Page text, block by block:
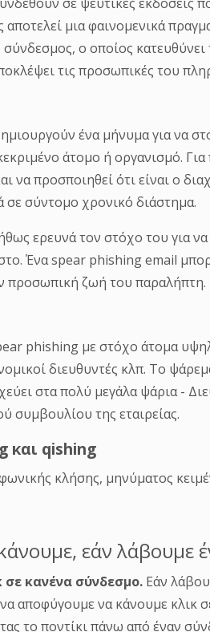
ο οποίος
τις προσωπικές του
ένα μήνυμα για να
να προσποιηθεί ότι είναι ο
σε σύντομο χρονικό διάστημα.
ερευνά τον στόχο του για να
προσωπική ζωή του παραλήπτη.
phishing με στόχο άτομα
στα πολύ μεγάλα ψάρια -
συμβουλίου της εταιρείας.
και qishing
κλήσης, μηνύματος
σε κανένα σύνδεσμο.Εάν
να αποφύγουμε να κάνουμε κλικ
το ποντίκι πάνω από έναν
η διεύθυνση URL φαίνεται